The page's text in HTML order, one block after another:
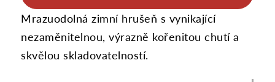
Mrazuodolná zimní hrušeň s vynikající
nezaměnitelnou, výrazně kořenitou chutí a
skvělou skladovatelností.